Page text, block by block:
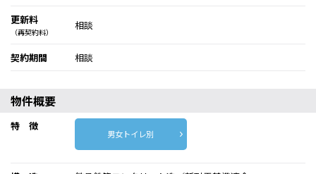
更新料
（再契約料）
相談
契約期間 相談
物件概要
特 徴
男女トイレ別